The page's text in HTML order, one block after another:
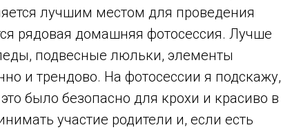
лучшим местом для проведения
рядовая домашняя фотосессия. Лучше
подвесные люльки, элементы
и трендово. На фотосессии я подскажу,
было безопасно для крохи и красиво в
участие родители и, если есть